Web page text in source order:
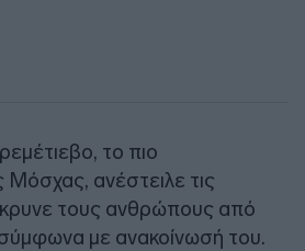
το πιο
ανέστειλε τις
τους ανθρώπους από
με ανακοίνωσή του.